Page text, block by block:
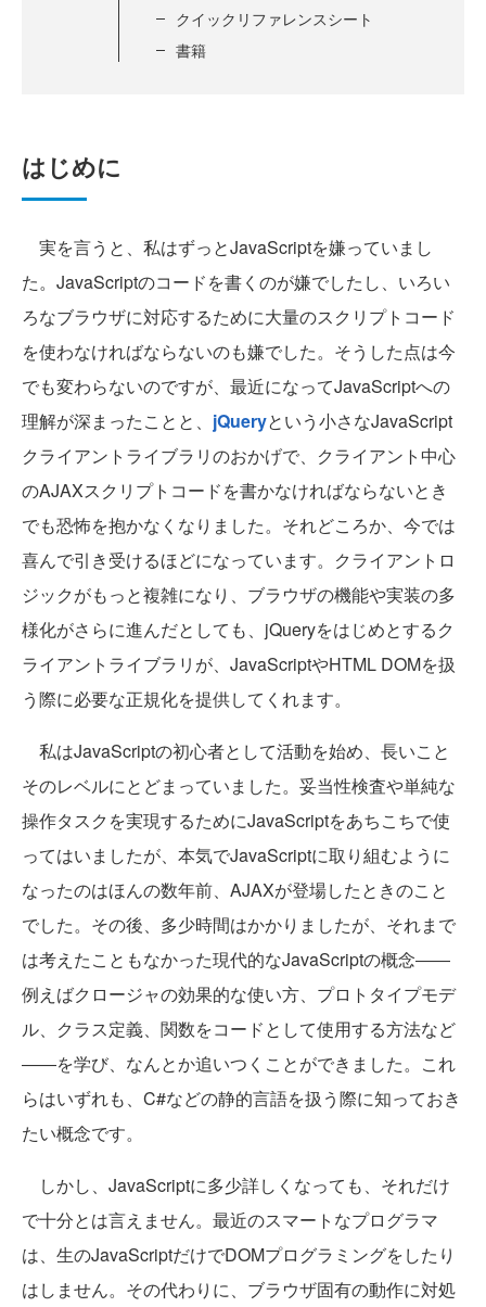
クイックリファレンスシート
書籍
はじめに
実を言うと、私はずっとJavaScriptを嫌っていまし
た。JavaScriptのコードを書くのが嫌でしたし、いろい
ろなブラウザに対応するために大量のスクリプトコード
を使わなければならないのも嫌でした。そうした点は今
でも変わらないのですが、最近になってJavaScriptへの
理解が深まったことと、 jQueryという小さなJavaScript
クライアントライブラリのおかげで、クライアント中心
のAJAXスクリプトコードを書かなければならないとき
でも恐怖を抱かなくなりました。それどころか、今では
喜んで引き受けるほどになっています。クライアントロ
ジックがもっと複雑になり、ブラウザの機能や実装の多
様化がさらに進んだとしても、jQueryをはじめとするク
ライアントライブラリが、JavaScriptやHTML DOMを扱
う際に必要な正規化を提供してくれます。
私はJavaScriptの初心者として活動を始め、長いこと
そのレベルにとどまっていました。妥当性検査や単純な
操作タスクを実現するためにJavaScriptをあちこちで使
ってはいましたが、本気でJavaScriptに取り組むように
なったのはほんの数年前、AJAXが登場したときのこと
でした。その後、多少時間はかかりましたが、それまで
は考えたこともなかった現代的なJavaScriptの概念――
例えばクロージャの効果的な使い方、プロトタイプモデ
ル、クラス定義、関数をコードとして使用する方法など
――を学び、なんとか追いつくことができました。これ
らはいずれも、C#などの静的言語を扱う際に知っておき
たい概念です。
しかし、JavaScriptに多少詳しくなっても、それだけ
で十分とは言えません。最近のスマートなプログラマ
は、生のJavaScriptだけでDOMプログラミングをしたり
はしません。その代わりに、ブラウザ固有の動作に対処